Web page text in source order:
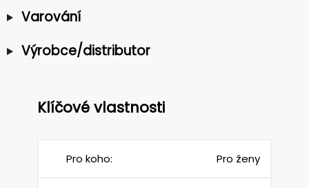
Varování
Výrobce/distributor
Klíčové vlastnosti
Pro koho: Pro ženy